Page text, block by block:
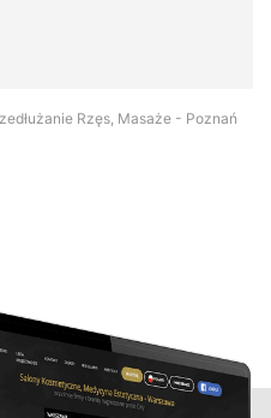
Rzęs, Masaże - Poznań